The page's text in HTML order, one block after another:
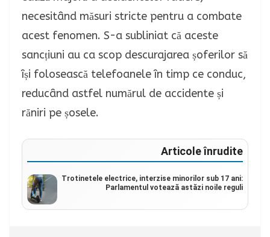
necesitând măsuri stricte pentru a combate
acest fenomen. S-a subliniat că aceste
sancțiuni au ca scop descurajarea șoferilor să
își folosească telefoanele în timp ce conduc,
reducând astfel numărul de accidente și
răniri pe șosele.
Articole înrudite
Trotinetele electrice, interzise minorilor sub 17 ani:
Parlamentul votează astăzi noile reguli